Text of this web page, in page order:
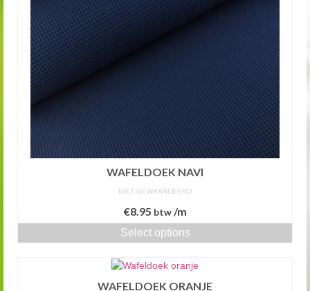
WAFELDOEK NAVI
NIET GEWAARDEERD
€8.95 btw/m
Select options
WAFELDOEK ORANJE